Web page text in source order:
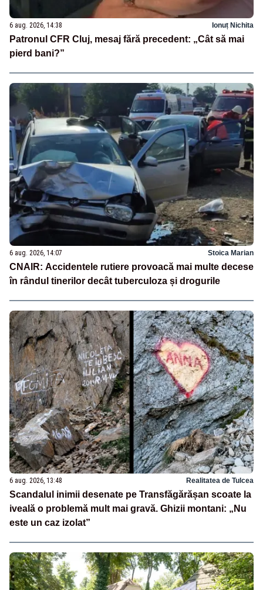
6 aug. 2026, 14:38 Ionuț Nichita
Patronul CFR Cluj, mesaj fără precedent: „Cât să mai
pierd bani?”
6 aug. 2026, 14:07 Stoica Marian
CNAIR: Accidentele rutiere provoacă mai multe decese
în rândul tinerilor decât tuberculoza și drogurile
6 aug. 2026, 13:48 Realitatea de Tulcea
Scandalul inimii desenate pe Transfăgărășan scoate la
iveală o problemă mult mai gravă. Ghizii montani: „Nu
este un caz izolat”